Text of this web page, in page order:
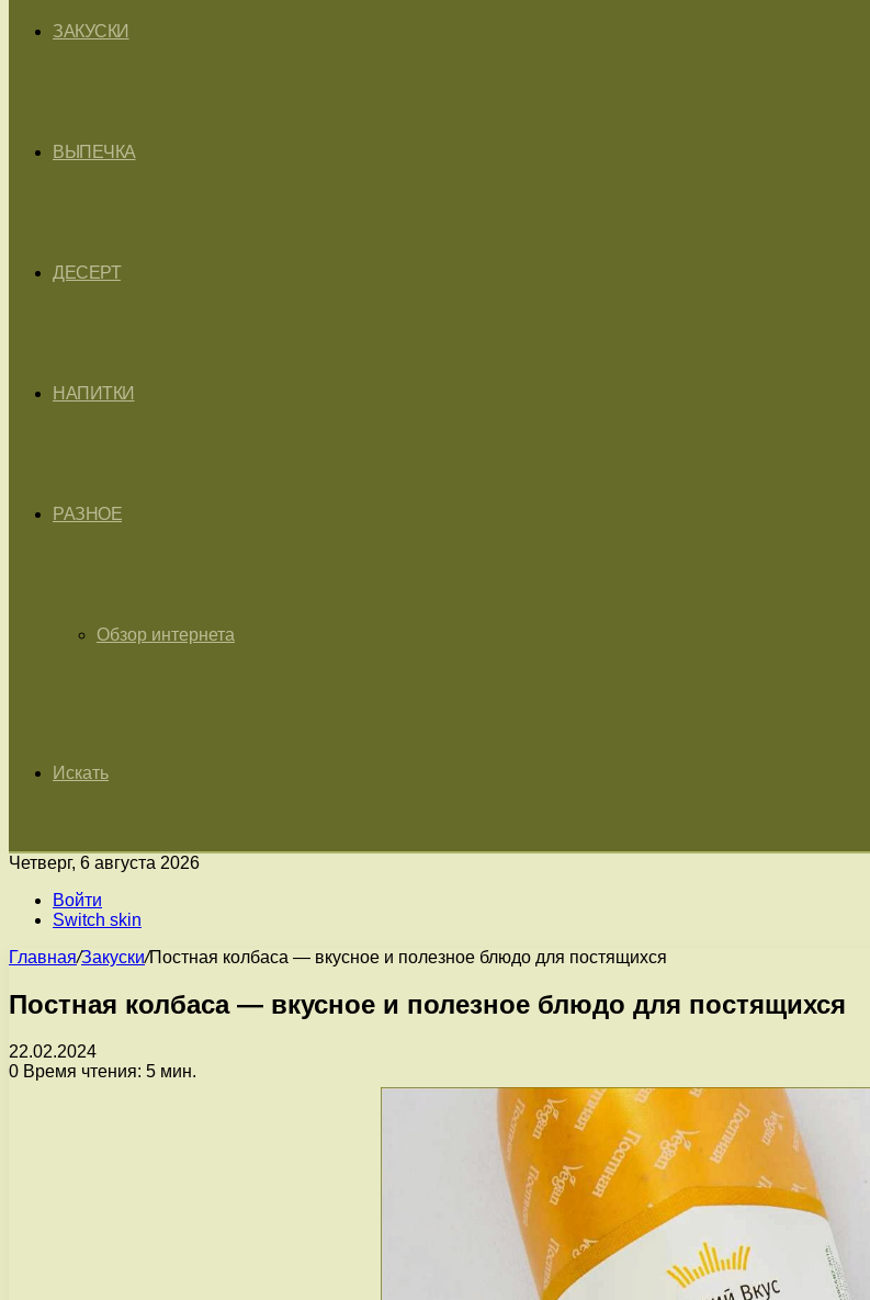
ЗАКУСКИ
ВЫПЕЧКА
ДЕСЕРТ
НАПИТКИ
РАЗНОЕ
Обзор интернета
Искать
Четверг, 6 августа 2026
Войти
Switch skin
Главная/Закуски/Постная колбаса — вкусное и полезное блюдо для постящихся
Постная колбаса — вкусное и полезное блюдо для постящихся
22.02.2024
0 Время чтения: 5 мин.